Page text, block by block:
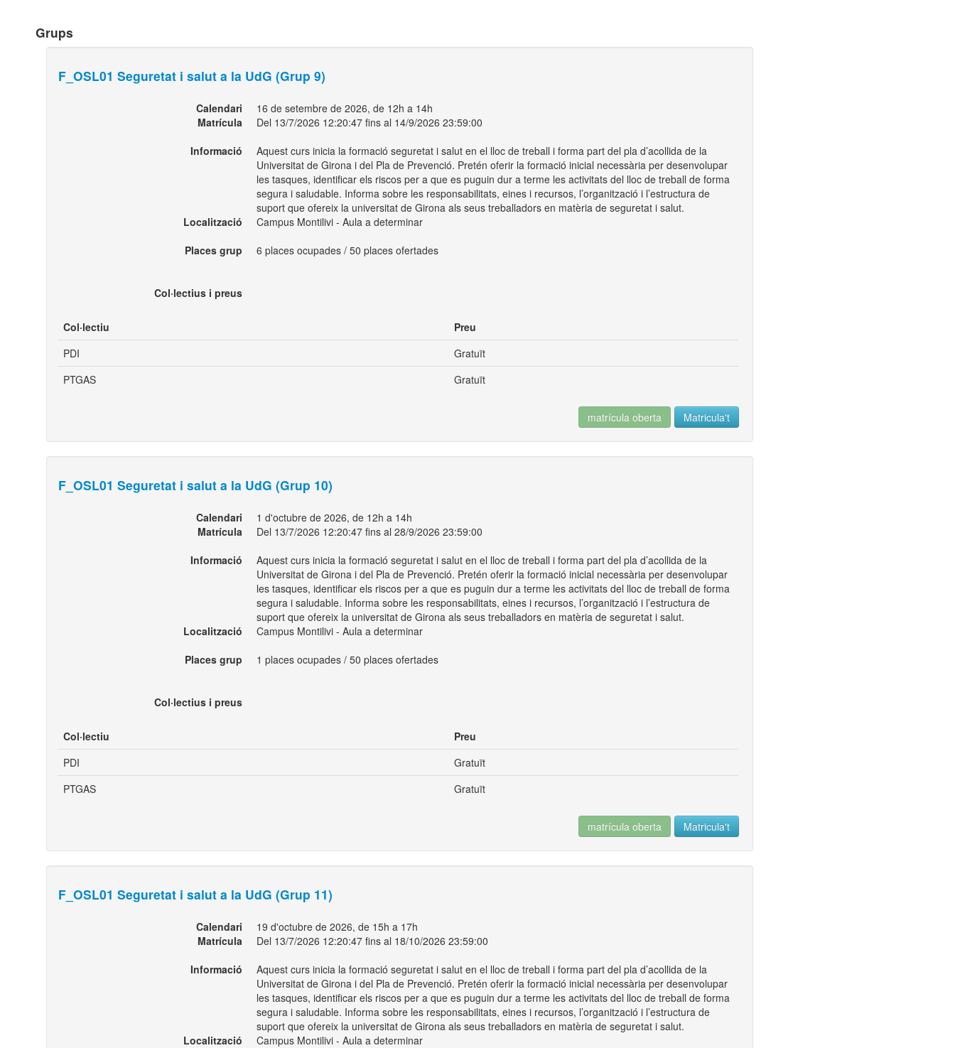
Grups
F_OSL01 Seguretat i salut a la UdG (Grup 9)
Calendari
16 de setembre de 2026, de 12h a 14h
Matrícula
Del 13/7/2026 12:20:47 fins al 14/9/2026 23:59:00
Informació
Aquest curs inicia la formació seguretat i salut en el lloc de treball i forma part del pla d’acollida de la
Universitat de Girona i del Pla de Prevenció. Pretén oferir la formació inicial necessària per desenvolupar
les tasques, identificar els riscos per a que es puguin dur a terme les activitats del lloc de treball de forma
segura i saludable. Informa sobre les responsabilitats, eines i recursos, l’organització i l’estructura de
suport que ofereix la universitat de Girona als seus treballadors en matèria de seguretat i salut.
Localització
Campus Montilivi - Aula a determinar
Places grup
6 places ocupades / 50 places ofertades
Col·lectius i preus
Col·lectiu
Preu
PDI
Gratuït
PTGAS
Gratuït
matrícula oberta Matricula't
F_OSL01 Seguretat i salut a la UdG (Grup 10)
Calendari
1 d'octubre de 2026, de 12h a 14h
Matrícula
Del 13/7/2026 12:20:47 fins al 28/9/2026 23:59:00
Informació
Aquest curs inicia la formació seguretat i salut en el lloc de treball i forma part del pla d’acollida de la
Universitat de Girona i del Pla de Prevenció. Pretén oferir la formació inicial necessària per desenvolupar
les tasques, identificar els riscos per a que es puguin dur a terme les activitats del lloc de treball de forma
segura i saludable. Informa sobre les responsabilitats, eines i recursos, l’organització i l’estructura de
suport que ofereix la universitat de Girona als seus treballadors en matèria de seguretat i salut.
Localització
Campus Montilivi - Aula a determinar
Places grup
1 places ocupades / 50 places ofertades
Col·lectius i preus
Col·lectiu
Preu
PDI
Gratuït
PTGAS
Gratuït
matrícula oberta Matricula't
F_OSL01 Seguretat i salut a la UdG (Grup 11)
Calendari
19 d'octubre de 2026, de 15h a 17h
Matrícula
Del 13/7/2026 12:20:47 fins al 18/10/2026 23:59:00
Informació
Aquest curs inicia la formació seguretat i salut en el lloc de treball i forma part del pla d’acollida de la
Universitat de Girona i del Pla de Prevenció. Pretén oferir la formació inicial necessària per desenvolupar
les tasques, identificar els riscos per a que es puguin dur a terme les activitats del lloc de treball de forma
segura i saludable. Informa sobre les responsabilitats, eines i recursos, l’organització i l’estructura de
suport que ofereix la universitat de Girona als seus treballadors en matèria de seguretat i salut.
Localització
Campus Montilivi - Aula a determinar